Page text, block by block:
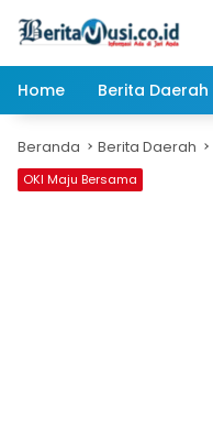
Home
Berita Daerah
Beranda Berita Daerah
OKI Maju Bersama